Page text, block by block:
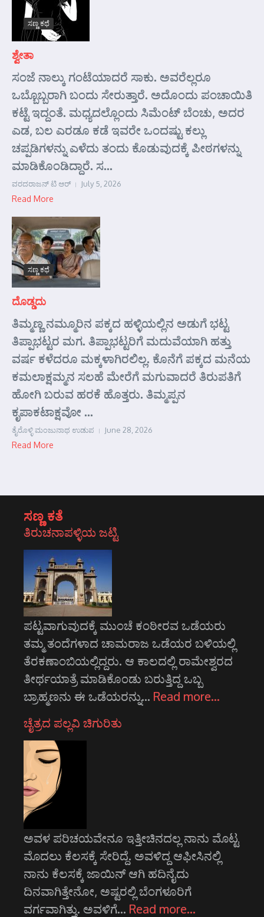
ಸಣ್ಣ ಕಥೆ
ಶ್ವೇತಾ
ಸಂಜೆ ನಾಲ್ಕು ಗಂಟೆಯಾದರೆ ಸಾಕು. ಅವರೆಲ್ಲರೂ
ಒಬ್ಬೊಬ್ಬರಾಗಿ ಬಂದು ಸೇರುತ್ತಾರೆ. ಅದೊಂದು ಪಂಚಾಯಿತಿ
ಕಟ್ಟೆ ಇದ್ದಂತೆ. ಮಧ್ಯದಲ್ಲೊಂದು ಸಿಮೆಂಟ್ ಬೆಂಚು, ಅದರ
ಎಡ, ಬಲ ಎರಡೂ ಕಡೆ ಇವರೇ ಒಂದಷ್ಟು ಕಲ್ಲು
ಚಪ್ಪಡಿಗಳನ್ನು ಎಳೆದು ತಂದು ಕೊಡುವುದಕ್ಕೆ ಪೀಠಗಳನ್ನು
ಮಾಡಿಕೊಂಡಿದ್ದಾರೆ. ಸ...
ವರದರಾಜನ್ ಟಿ ಆರ್ July 5, 2026
Read More
ಸಣ್ಣ ಕಥೆ
ದೊಡ್ಡದು
ತಿಮ್ಮಣ್ಣ ನಮ್ಮೂರಿನ ಪಕ್ಕದ ಹಳ್ಳಿಯಲ್ಲಿನ ಅಡುಗೆ ಭಟ್ಟ
ತಿಪ್ಪಾಭಟ್ಟರ ಮಗ. ತಿಪ್ಪಾಭಟ್ಟರಿಗೆ ಮದುವೆಯಾಗಿ ಹತ್ತು
ವರ್ಷ ಕಳೆದರೂ ಮಕ್ಕಳಾಗಿರಲಿಲ್ಲ. ಕೊನೆಗೆ ಪಕ್ಕದ ಮನೆಯ
ಕಮಲಾಕ್ಷಮ್ಮನ ಸಲಹೆ ಮೇರೆಗೆ ಮಗುವಾದರೆ ತಿರುಪತಿಗೆ
ಹೋಗಿ ಬರುವ ಹರಕೆ ಹೊತ್ತರು. ತಿಮ್ಮಪ್ಪನ
ಕೃಪಾಕಟಾಕ್ಷವೋ ...
ತೈರೊಳ್ಳಿ ಮಂಜುನಾಥ ಉಡುಪ June 28, 2026
Read More
ಸಣ್ಣ ಕತೆ
ತಿರುಚನಾಪಳ್ಳಿಯ ಜಟ್ಟಿ
ಪಟ್ಟವಾಗುವುದಕ್ಕೆ ಮುಂಚೆ ಕಂಠೀರವ ಒಡೆಯರು
ತಮ್ಮ ತಂದೆಗಳಾದ ಚಾಮರಾಜ ಒಡೆಯರ ಬಳಿಯಲ್ಲಿ
ತೆರಕಣಾಂಬಿಯಲ್ಲಿದ್ದರು. ಆ ಕಾಲದಲ್ಲಿ ರಾಮೇಶ್ವರದ
ತೀರ್ಥಯಾತ್ರೆ ಮಾಡಿಕೊಂಡು ಬರುತ್ತಿದ್ದ ಒಬ್ಬ
ಬ್ರಾಹ್ಮಣನು ಈ ಒಡೆಯರನ್ನು… Read more…
ಚೈತ್ರದ ಪಲ್ಲವಿ ಚಿಗುರಿತು
ಅವಳ ಪರಿಚಯವೇನೂ ಇತ್ತೀಚಿನದಲ್ಲ ನಾನು ಮೊಟ್ಟ
ಮೊದಲು ಕೆಲಸಕ್ಕೆ ಸೇರಿದ್ದೆ. ಅವಳಿದ್ದ ಆಫೀಸಿನಲ್ಲಿ
ನಾನು ಕೆಲಸಕ್ಕೆ ಜಾಯಿನ್ ಆಗಿ ಹದಿನೈದು
ದಿನವಾಗಿತ್ತೇನೋ, ಅಷ್ಟರಲ್ಲಿ ಬೆಂಗಳೂರಿಗೆ
ವರ್ಗವಾಗಿತ್ತು. ಅವಳಿಗೆ… Read more…